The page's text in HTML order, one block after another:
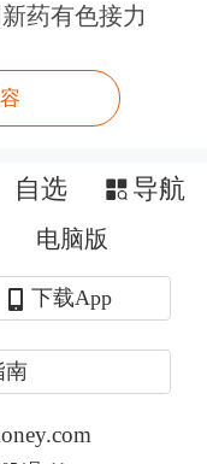
，意大利富时
药有色接力
自选 导航
电脑版
下载App
南